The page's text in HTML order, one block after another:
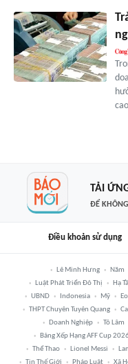
TẢI
ĐỂ
Điều khoản sử dụng
Lê Minh Hưng Năm
Luật Phát Triển Đô Thị
Hạ
UBND
Indonesia Mỹ
THPT Chuyên Tuyên Quang
Doanh Nghiệp
Tô Lâm
Bảng Xếp Hạng AFF Cup 2026
Thể Thao
Lionel Messi
Tin Thế Giới
Pháp Luật Xã